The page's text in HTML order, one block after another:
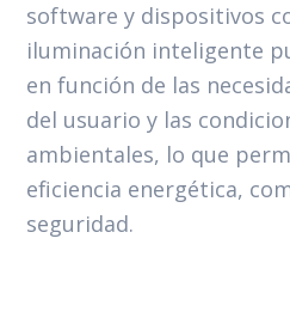
software y dispositivos
iluminación inteligente
en función de las
del usuario y las
ambientales, lo que
eficiencia energética,
seguridad.